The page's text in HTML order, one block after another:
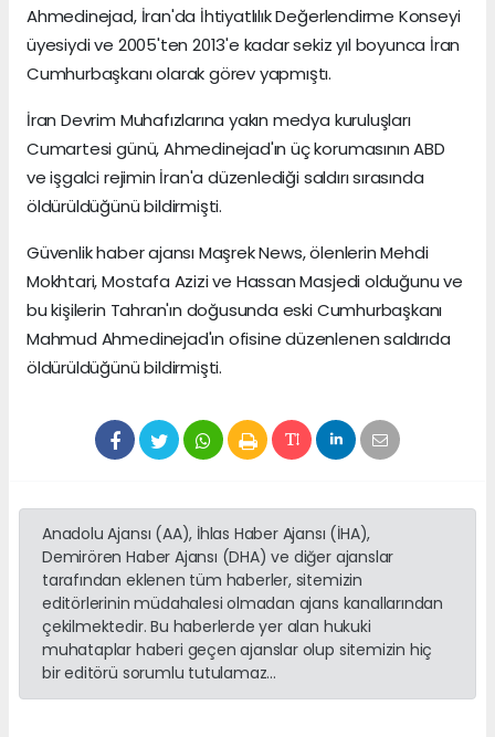
Ahmedinejad, İran'da İhtiyatlılık Değerlendirme Konseyi
üyesiydi ve 2005'ten 2013'e kadar sekiz yıl boyunca İran
Cumhurbaşkanı olarak görev yapmıştı.
İran Devrim Muhafızlarına yakın medya kuruluşları
Cumartesi günü, Ahmedinejad'ın üç korumasının ABD
ve işgalci rejimin İran'a düzenlediği saldırı sırasında
öldürüldüğünü bildirmişti.
Güvenlik haber ajansı Maşrek News, ölenlerin Mehdi
Mokhtari, Mostafa Azizi ve Hassan Masjedi olduğunu ve
bu kişilerin Tahran'ın doğusunda eski Cumhurbaşkanı
Mahmud Ahmedinejad'ın ofisine düzenlenen saldırıda
öldürüldüğünü bildirmişti.
Anadolu Ajansı (AA), İhlas Haber Ajansı (İHA),
Demirören Haber Ajansı (DHA) ve diğer ajanslar
tarafından eklenen tüm haberler, sitemizin
editörlerinin müdahalesi olmadan ajans kanallarından
çekilmektedir. Bu haberlerde yer alan hukuki
muhataplar haberi geçen ajanslar olup sitemizin hiç
bir editörü sorumlu tutulamaz...